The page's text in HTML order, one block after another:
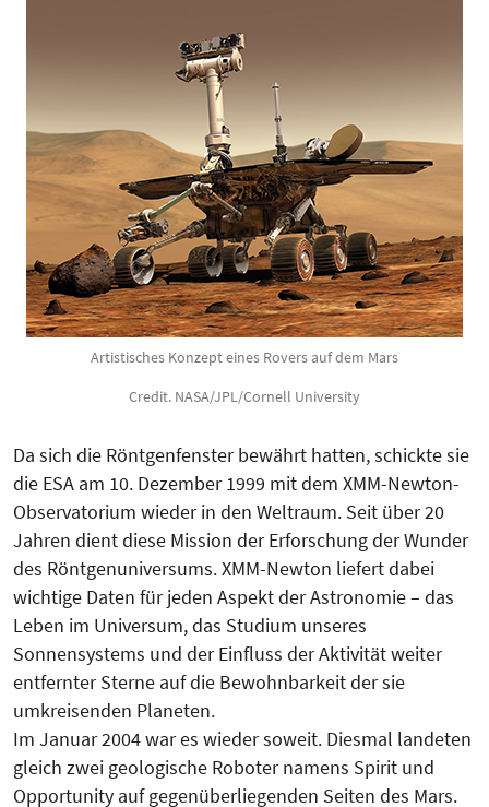
Artistisches Konzept eines Rovers auf dem Mars
Credit. NASA/JPL/Cornell University
Da sich die Röntgenfenster bewährt hatten, schickte sie
die ESA am 10. Dezember 1999 mit dem XMM-Newton-
Observatorium wieder in den Weltraum. Seit über 20
Jahren dient diese Mission der Erforschung der Wunder
des Röntgenuniversums. XMM-Newton liefert dabei
wichtige Daten für jeden Aspekt der Astronomie – das
Leben im Universum, das Studium unseres
Sonnensystems und der Einfluss der Aktivität weiter
entfernter Sterne auf die Bewohnbarkeit der sie
umkreisenden Planeten.
Im Januar 2004 war es wieder soweit. Diesmal landeten
gleich zwei geologische Roboter namens Spirit und
Opportunity auf gegenüberliegenden Seiten des Mars.